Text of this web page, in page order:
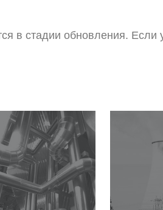
в стадии обновления. Если